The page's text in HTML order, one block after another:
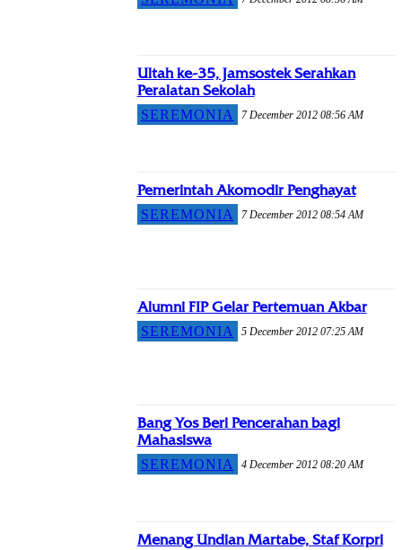
Ultah ke-35, Jamsostek Serahkan
Peralatan Sekolah
SEREMONIA 7 December 2012 08:56 AM
Pemerintah Akomodir Penghayat
SEREMONIA 7 December 2012 08:54 AM
Alumni FIP Gelar Pertemuan Akbar
SEREMONIA 5 December 2012 07:25 AM
Bang Yos Beri Pencerahan bagi
Mahasiswa
SEREMONIA 4 December 2012 08:20 AM
Menang Undian Martabe, Staf Korpri